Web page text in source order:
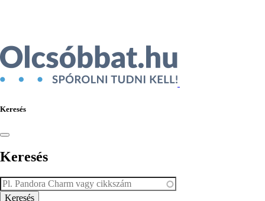
Keresés
Keresés